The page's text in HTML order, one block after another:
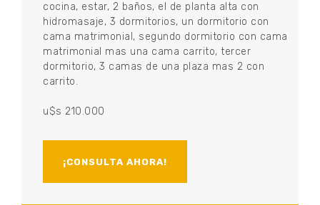
cocina, estar, 2 baños, el de planta alta con
hidromasaje, 3 dormitorios, un dormitorio con
cama matrimonial, segundo dormitorio con cama
matrimonial mas una cama carrito, tercer
dormitorio, 3 camas de una plaza mas 2 con
carrito.
u$s 210.000
¡CONSULTA AHORA!